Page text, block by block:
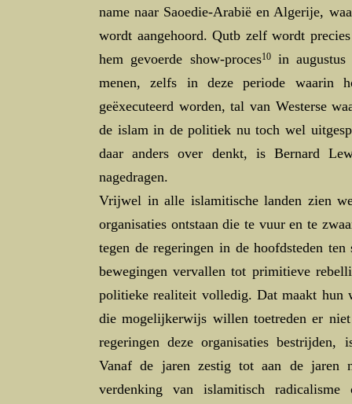
name naar Saoedie-Arabië en Algerije,
wordt aangehoord. Qutb zelf wordt
hem gevoerde show-proces10in augustus
menen, zelfs in deze periode waarin
geëxecuteerd worden, tal van Westerse
de islam in de politiek nu toch wel
daar anders over denkt, is Bernard
nagedragen.
Vrijwel in alle islamitische landen zien
organisaties ontstaan die te vuur en te
tegen de regeringen in de hoofdsteden
bewegingen vervallen tot primitieve
politieke realiteit volledig. Dat maakt hun
die mogelijkerwijs willen toetreden er
regeringen deze organisaties
Vanaf de jaren zestig tot aan de jaren
verdenking van islamitisch